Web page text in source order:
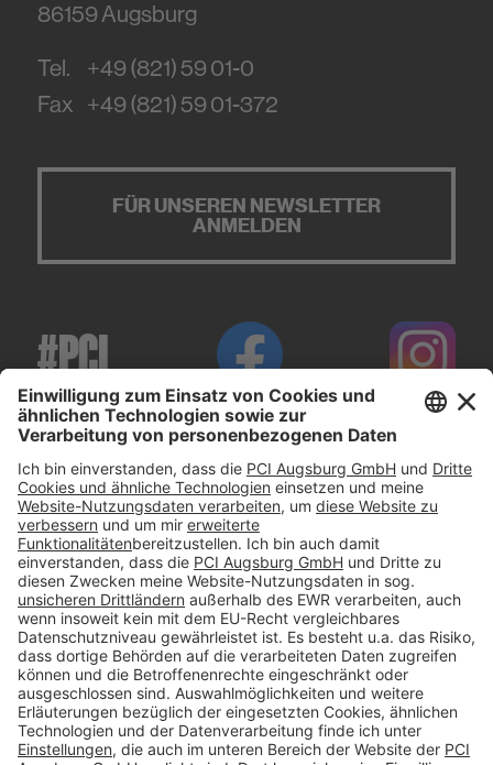
86159Augsburg
Tel.
+49 (821) 59 01-0
Fax +49 (821) 59 01-372
FÜR UNSEREN NEWSLETTER
ANMELDEN
#PCI
Impressum
Datenschutz
AGB
Rechtliche Hinweise
Cookie-Einstellungen öffnen